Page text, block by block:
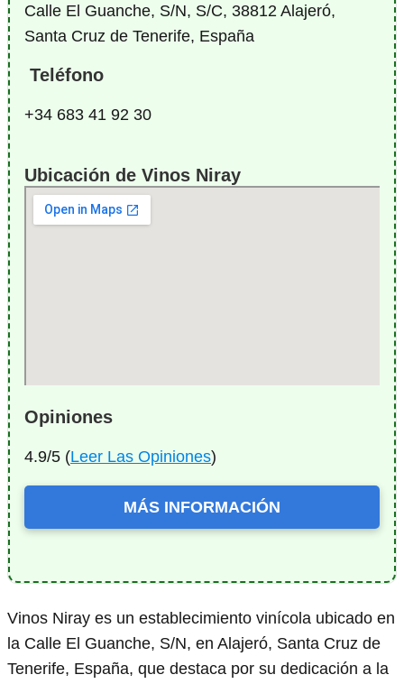
Calle El Guanche, S/N, S/C, 38812 Alajeró,
Santa Cruz de Tenerife, España
Teléfono
+34 683 41 92 30
Ubicación de Vinos Niray
Opiniones
4.9/5 (Leer Las Opiniones)
MÁS INFORMACIÓN
Vinos Niray es un establecimiento vinícola ubicado en
la Calle El Guanche, S/N, en Alajeró, Santa Cruz de
Tenerife, España, que destaca por su dedicación a la